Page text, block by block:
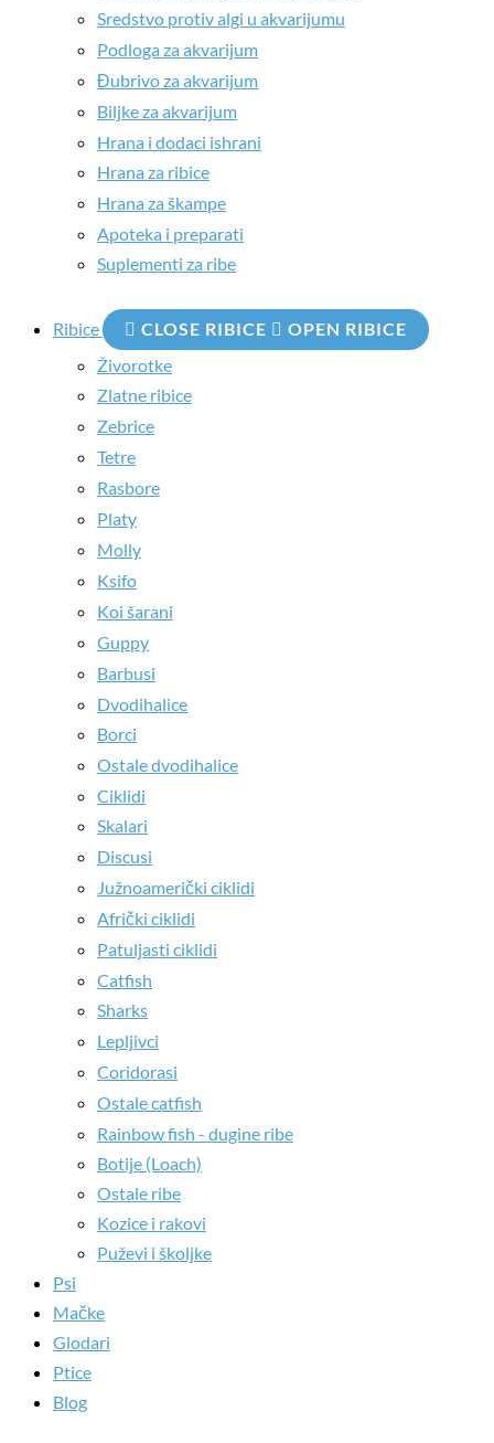
Sredstvo protiv algi u akvarijumu
Podloga za akvarijum
Đubrivo za akvarijum
Biljke za akvarijum
Hrana i dodaci ishrani
Hrana za ribice
Hrana za škampe
Apoteka i preparati
Suplementi za ribe
Ribice CLOSE RIBICE
OPEN RIBICE
Živorotke
Zlatne ribice
Zebrice
Tetre
Rasbore
Platy
Molly
Ksifo
Koi šarani
Guppy
Barbusi
Dvodihalice
Borci
Ostale dvodihalice
Ciklidi
Skalari
Discusi
Južnoamerički ciklidi
Afrički ciklidi
Patuljasti ciklidi
Catfish
Sharks
Lepljivci
Coridorasi
Ostale catfish
Rainbow fish - dugine ribe
Botije (Loach)
Ostale ribe
Kozice i rakovi
Puževi i školjke
Psi
Mačke
Glodari
Ptice
Blog